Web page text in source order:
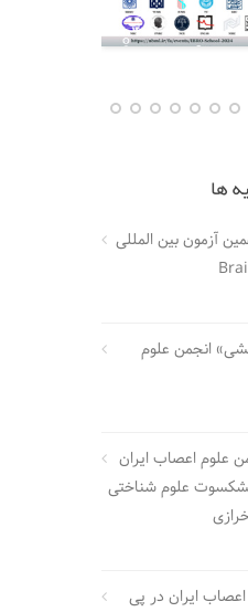
ها
آزمون بین المللی
انجمن علوم
علوم اعصاب ایران
علوم شناختی
ایران در پی